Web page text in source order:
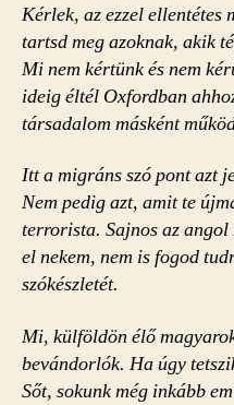
Kérlek, az ezzel ellentétes
tartsd meg azoknak, akik
Mi nem kértünk és nem
ideig éltél Oxfordban
társadalom másként
Itt a migráns szó pont azt
Nem pedig azt, amit te
terrorista. Sajnos az angol
el nekem, nem is fogod
szókészletét.
Mi, külföldön élő
bevándorlók. Ha úgy
Sőt, sokunk még inkább